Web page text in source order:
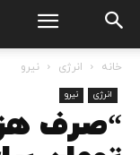
خانه انرژی نیرو
انرژی نیرو
“صرف